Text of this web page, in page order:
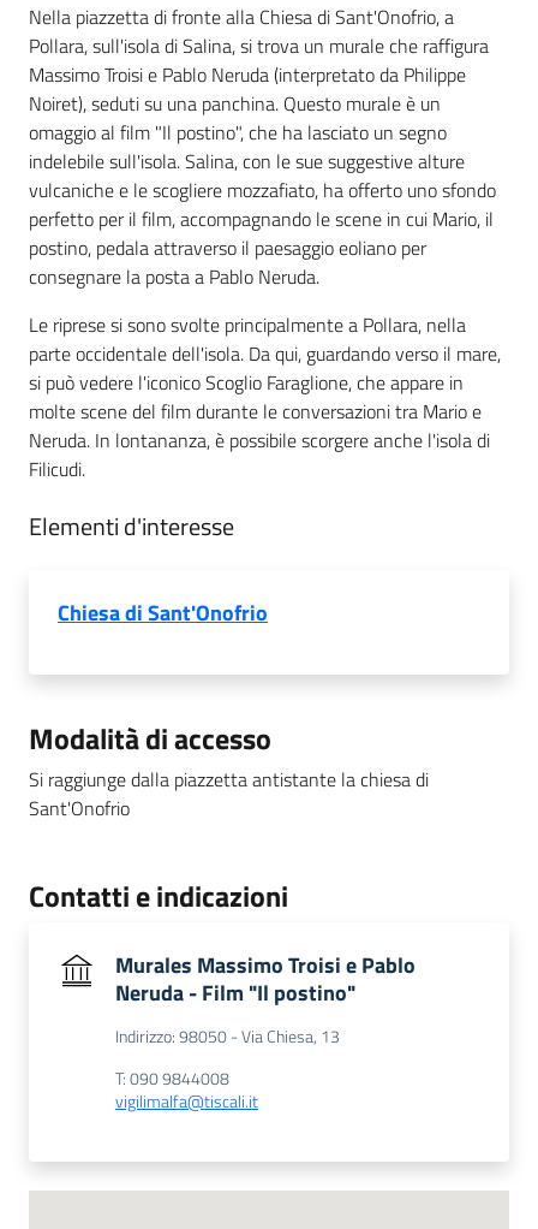
Nella piazzetta di fronte alla Chiesa di Sant'Onofrio, a
Pollara, sull'isola di Salina, si trova un murale che raffigura
Massimo Troisi e Pablo Neruda (interpretato da Philippe
Noiret), seduti su una panchina. Questo murale è un
omaggio al film "Il postino", che ha lasciato un segno
indelebile sull'isola. Salina, con le sue suggestive alture
vulcaniche e le scogliere mozzafiato, ha offerto uno sfondo
perfetto per il film, accompagnando le scene in cui Mario, il
postino, pedala attraverso il paesaggio eoliano per
consegnare la posta a Pablo Neruda.
Le riprese si sono svolte principalmente a Pollara, nella
parte occidentale dell'isola. Da qui, guardando verso il mare,
si può vedere l'iconico Scoglio Faraglione, che appare in
molte scene del film durante le conversazioni tra Mario e
Neruda. In lontananza, è possibile scorgere anche l'isola di
Filicudi.
Elementi d'interesse
Chiesa di Sant'Onofrio
Modalità di accesso
Si raggiunge dalla piazzetta antistante la chiesa di
Sant'Onofrio
Contatti e indicazioni
Murales Massimo Troisi e Pablo
Neruda - Film "Il postino"
Indirizzo: 98050 - Via Chiesa, 13
T: 090 9844008
vigilimalfa@tiscali.it